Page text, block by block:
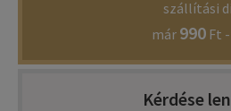
szállítási
már 990Ft
Kérdése